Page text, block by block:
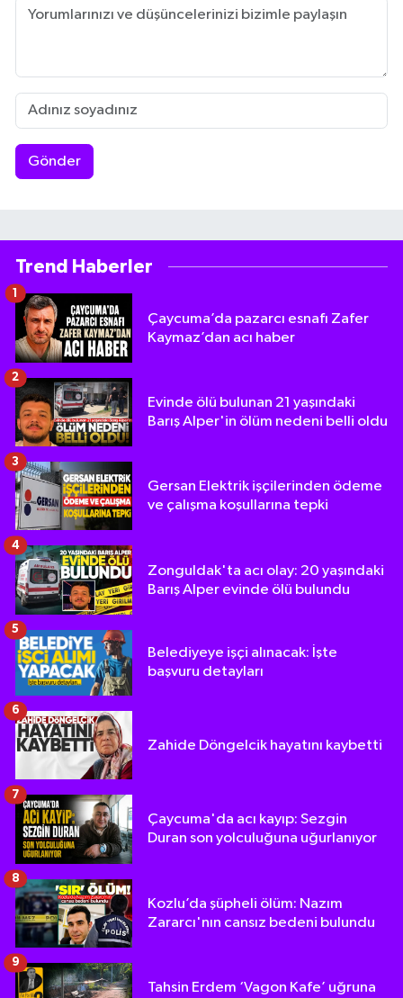
Gönder
Trend Haberler
Çaycuma’da pazarcı esnafı Zafer
Kaymaz’dan acı haber
1
Evinde ölü bulunan 21 yaşındaki
Barış Alper'in ölüm nedeni belli oldu
2
Gersan Elektrik işçilerinden ödeme
ve çalışma koşullarına tepki
3
Zonguldak'ta acı olay: 20 yaşındaki
Barış Alper evinde ölü bulundu
4
Belediyeye işçi alınacak: İşte
başvuru detayları
5
Zahide Döngelcik hayatını kaybetti
6
Çaycuma'da acı kayıp: Sezgin
Duran son yolculuğuna uğurlanıyor
7
Kozlu’da şüpheli ölüm: Nazım
Zararcı'nın cansız bedeni bulundu
8
Tahsin Erdem ‘Vagon Kafe’ uğruna
9